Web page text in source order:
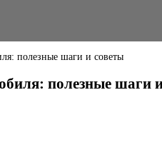
полезные шаги и советы
полезные шаги